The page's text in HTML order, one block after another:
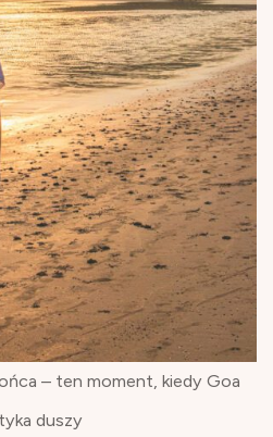
– ten moment, kiedy Goa
duszy